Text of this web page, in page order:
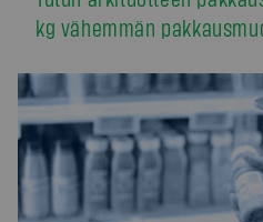
kg vähemmän